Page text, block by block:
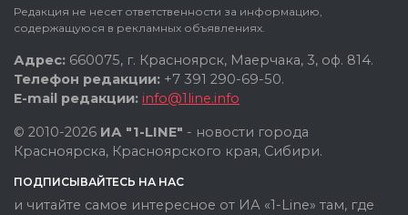
Редакция не несет ответственности за информацию,
содержащуюся в рекламных объявлениях.
Адрес: 660075, г. Красноярск, Маерчака, 3, оф. 814.
Телефон редакции: +7 391 290-69-50.
E-mail редакции: info@1line.info
© 2010-2026 ИА "1-LINE" - новости города
Красноярска, Красноярского края, Сибири.
ПОДПИСЫВАЙТЕСЬ НА НАС
и читайте самое интересное от ИА «1-Line» там, где